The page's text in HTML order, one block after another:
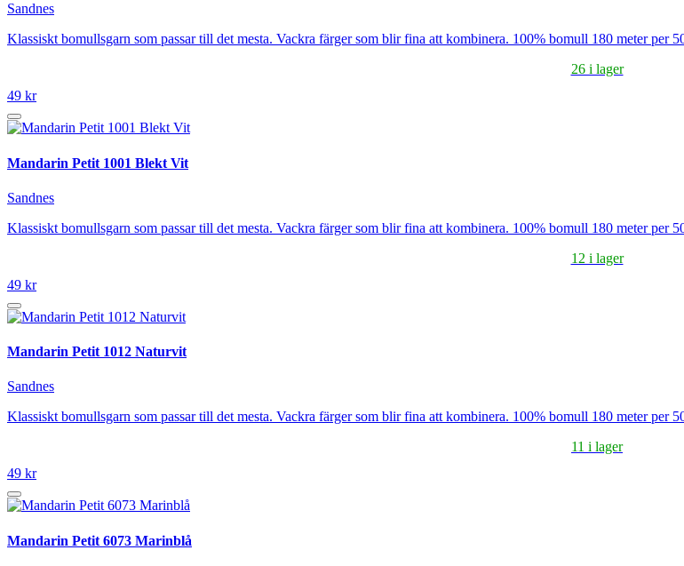
Sandnes
Klassiskt bomullsgarn som passar till det mesta. Vackra färger som blir fina att kombinera. 100% bomull 180 meter per
26 i lager
49 kr
Mandarin Petit 1001 Blekt Vit
Sandnes
Klassiskt bomullsgarn som passar till det mesta. Vackra färger som blir fina att kombinera. 100% bomull 180 meter per
12 i lager
49 kr
Mandarin Petit 1012 Naturvit
Sandnes
Klassiskt bomullsgarn som passar till det mesta. Vackra färger som blir fina att kombinera. 100% bomull 180 meter per
11 i lager
49 kr
Mandarin Petit 6073 Marinblå